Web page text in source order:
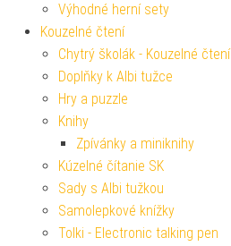
Výhodné herní sety
Kouzelné čtení
Chytrý školák - Kouzelné čtení
Doplňky k Albi tužce
Hry a puzzle
Knihy
Zpívánky a miniknihy
Kúzelné čítanie SK
Sady s Albi tužkou
Samolepkové knížky
Tolki - Electronic talking pen